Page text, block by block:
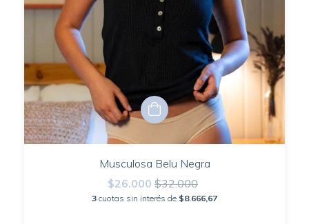
Musculosa Belu Negra
$26.000 $32.000
3 cuotas sin interés de $8.666,67